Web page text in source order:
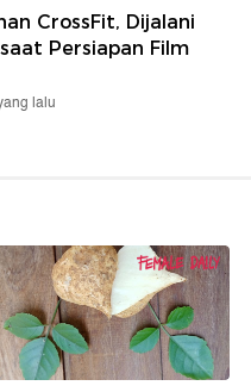
CrossFit, Dijalani
Persiapan Film
lalu